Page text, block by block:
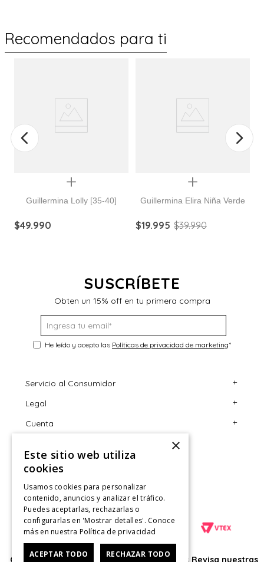
Recomendados para ti
Quickview
Guillermina Lolly [35-40]
$49.990
Quickview
Guillermina Elira Niña Verde
$19.995 $39.990
SUSCRÍBETE
Obten un 15% off en tu primera compra
He leído y acepto las Políticas de privacidad de marketing*
Servicio al Consumidor +
Centro de Ayuda
Contáctanos
Retiro en tienda
Tiendas
CyberMonday
CyberDay
Legal +
Términos y Condiciones
Cambios, Retracto y Garantía
Políticas de Privacidad
Política de Privacidad de Marketing
Cuenta +
Sigue tu compra
Historial de Compras
¿Dónde viene mi compra?
Ver Boleta / Ticket de cambio
Oficina: Av. Las Condes #11281 - Las Condes Revisa nuestras
×
Este sitio web utiliza
cookies
Usamos cookies para personalizar
contenido, anuncios y analizar el tráfico.
Puedes aceptarlas, rechazarlas o
configurarlas en 'Mostrar detalles'. Conoce
más en nuestra Política de privacidad
ACEPTAR TODO RECHAZAR TODO